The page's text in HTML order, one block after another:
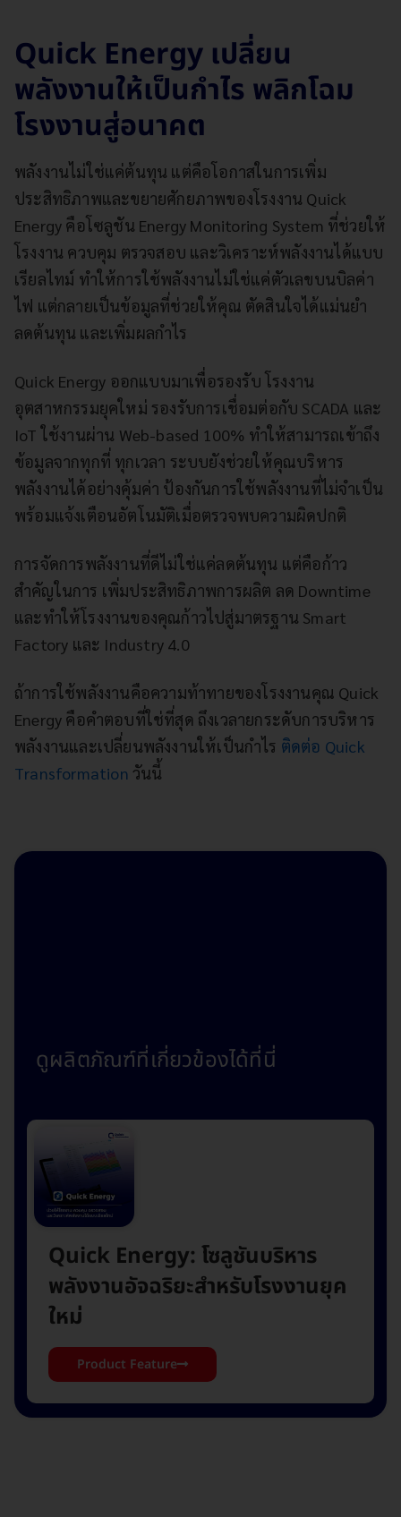
Quick Energy เปลี่ยน
พลังงานให้เป็นกำไร พลิกโฉม
โรงงานสู่อนาคต
พลังงานไม่ใช่แค่ต้นทุน แต่คือโอกาสในการเพิ่ม
ประสิทธิภาพและขยายศักยภาพของโรงงาน Quick
Energy คือโซลูชัน Energy Monitoring System ที่ช่วยให้
โรงงาน ควบคุม ตรวจสอบ และวิเคราะห์พลังงานได้แบบ
เรียลไทม์ ทำให้การใช้พลังงานไม่ใช่แค่ตัวเลขบนบิลค่า
ไฟ แต่กลายเป็นข้อมูลที่ช่วยให้คุณ ตัดสินใจได้แม่นยำ
ลดต้นทุน และเพิ่มผลกำไร
Quick Energy ออกแบบมาเพื่อรองรับ โรงงาน
อุตสาหกรรมยุคใหม่ รองรับการเชื่อมต่อกับ SCADA และ
IoT ใช้งานผ่าน Web-based 100% ทำให้สามารถเข้าถึง
ข้อมูลจากทุกที่ ทุกเวลา ระบบยังช่วยให้คุณบริหาร
พลังงานได้อย่างคุ้มค่า ป้องกันการใช้พลังงานที่ไม่จำเป็น
พร้อมแจ้งเตือนอัตโนมัติเมื่อตรวจพบความผิดปกติ
การจัดการพลังงานที่ดีไม่ใช่แค่ลดต้นทุน แต่คือก้าว
สำคัญในการ เพิ่มประสิทธิภาพการผลิต ลด Downtime
และทำให้โรงงานของคุณก้าวไปสู่มาตรฐาน Smart
Factory และ Industry 4.0
ถ้าการใช้พลังงานคือความท้าทายของโรงงานคุณ Quick
Energy คือคำตอบที่ใช่ที่สุด ถึงเวลายกระดับการบริหาร
พลังงานและเปลี่ยนพลังงานให้เป็นกำไร ติดต่อ Quick
Transformation วันนี้
ดูผลิตภัณฑ์ที่เกี่ยวข้องได้ที่นี่
Quick Energy: โซลูชันบริหาร
พลังงานอัจฉริยะสำหรับโรงงานยุค
ใหม่
Product Feature